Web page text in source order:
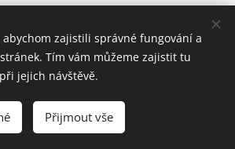
www.cistirna-jicin.cz
Vaše prádloI Jičín 2026
službouWebnode
abychom zajistili správné fungování a
Tím vám můžeme zajistit tu
jejich návštěvě.
Přijmout vše